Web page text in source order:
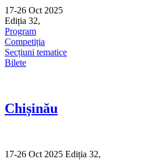
17-26 Oct 2025
Ediția 32,
Program
Competiția
Secțiuni tematice
Bilete
Chișinău
17-26 Oct 2025 Ediția 32,